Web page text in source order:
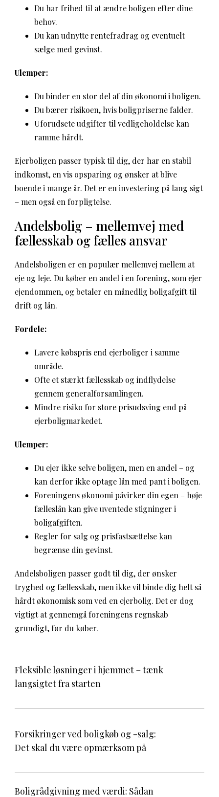
Du har frihed til at ændre boligen efter dine
behov.
Du kan udnytte rentefradrag og eventuelt
sælge med gevinst.
Ulemper:
Du binder en stor del af din økonomi i boligen.
Du bærer risikoen, hvis boligpriserne falder.
Uforudsete udgifter til vedligeholdelse kan
ramme hårdt.
Ejerboligen passer typisk til dig, der har en stabil
indkomst, en vis opsparing og ønsker at blive
boende i mange år. Det er en investering på lang sigt
– men også en forpligtelse.
Andelsbolig – mellemvej med
fællesskab og fælles ansvar
Andelsboligen er en populær mellemvej mellem at
eje og leje. Du køber en andel i en forening, som ejer
ejendommen, og betaler en månedlig boligafgift til
drift og lån.
Fordele:
Lavere købspris end ejerboliger i samme
område.
Ofte et stærkt fællesskab og indflydelse
gennem generalforsamlingen.
Mindre risiko for store prisudsving end på
ejerboligmarkedet.
Ulemper:
Du ejer ikke selve boligen, men en andel – og
kan derfor ikke optage lån med pant i boligen.
Foreningens økonomi påvirker din egen – høje
fælleslån kan give uventede stigninger i
boligafgiften.
Regler for salg og prisfastsættelse kan
begrænse din gevinst.
Andelsboligen passer godt til dig, der ønsker
tryghed og fællesskab, men ikke vil binde dig helt så
hårdt økonomisk som ved en ejerbolig. Det er dog
vigtigt at gennemgå foreningens regnskab
grundigt, før du køber.
Fleksible løsninger i hjemmet – tænk
langsigtet fra starten
Forsikringer ved boligkøb og -salg:
Det skal du være opmærksom på
Boligrådgivning med værdi: Sådan